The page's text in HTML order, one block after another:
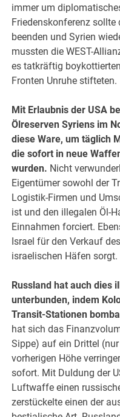
immer um
Friedenskonferenz sollte
beenden und Syrien
mussten die WEST-
es tatkräftig
Fronten Unruhe stifteten.
Mit Erlaubnis der USA
Ölreserven Syriens im
diese Ware, um täglich
die sofort in neue
wurden. Nicht
Eigentümer sowohl der
Logistik-Firmen und
ist und den illegalen Öl-
Einnahmen forciert.
Israel für den Verkauf
israelischen Häfen sorgt.
Russland hat auch dies
unterbunden, indem
Transit-Stationen
hat sich das
Sippe) auf ein Drittel
vorherigen Höhe
sofort. Mit Duldung der
Luftwaffe einen
zerstückelte einen der